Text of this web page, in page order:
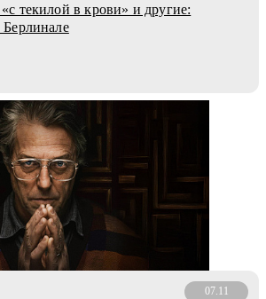
текилой в крови» и другие:
07.11